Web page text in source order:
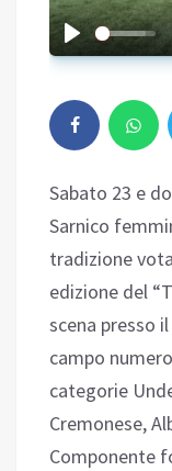
02:49
Sabato 23 e
Sarnico
tradizione
edizione del
scena presso
campo
categorie
Cremonese,
Componente